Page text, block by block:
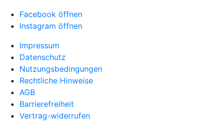
Facebook öffnen
Instagram öffnen
Impressum
Datenschutz
Nutzungsbedingungen
Rechtliche Hinweise
AGB
Barrierefreiheit
Vertrag-widerrufen